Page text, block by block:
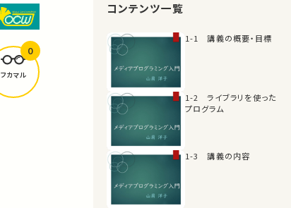
フカマル
0
コンテンツ一覧
1-1 講義の概要・目標
1-2 ライブラリを使った
プログラム
1-3 講義の内容